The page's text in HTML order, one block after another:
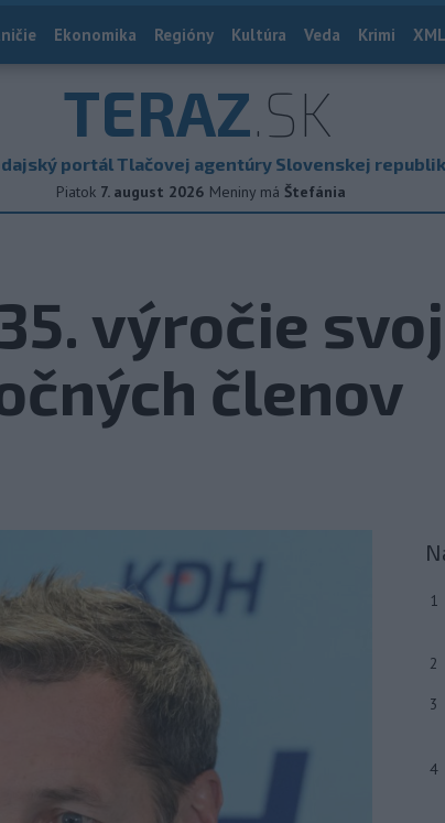
Ekonomika Regióny Kultúra Veda Krimi
TERAZ.SK
portál Tlačovej agentúry Slovenskej
Piatok 7. august 2026 Meniny má Štefánia
výročie
členov
1
2
3
4